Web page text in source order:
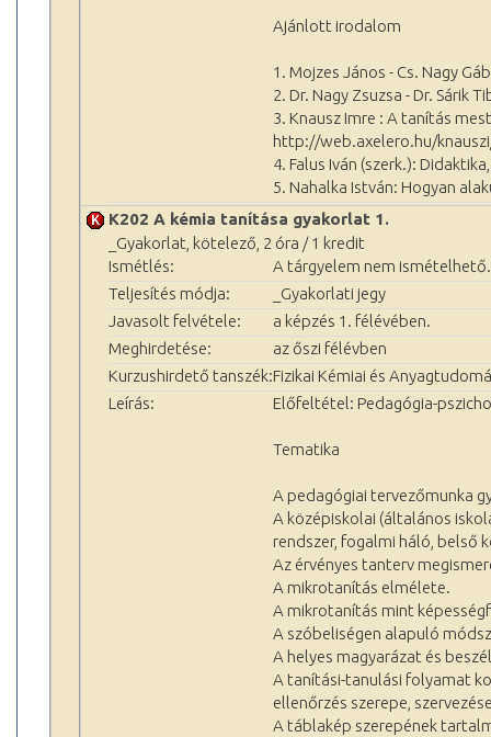
Ajánlott irodalom
1. Mojzes János - Cs. Nagy
2. Dr. Nagy Zsuzsa - Dr. Sárik
3. Knausz Imre : A tanítás
http://web.axelero.hu/
4. Falus Iván (szerk.):
5. Nahalka István: Hogyan
K202 A kémia tanítása gyakorlat 1.
_Gyakorlat, kötelező, 2 óra / 1 kredit
Ismétlés:
A tárgyelem nem ismételhető.
Teljesítés módja:
_Gyakorlati jegy
Javasolt felvétele:
a képzés 1. félévében.
Meghirdetése:
az őszi félévben
Kurzushirdető tanszék:Fizikai Kémiai és
Leírás:
Előfeltétel: Pedagógia-
Tematika
A pedagógiai tervezőmunka
A középiskolai (általános
rendszer, fogalmi háló, belső
Az érvényes tanterv
A mikrotanítás elmélete.
A mikrotanítás mint
A szóbeliségen alapuló
A helyes magyarázat és
A tanítási-tanulási folyamat
ellenőrzés szerepe,
A táblakép szerepének